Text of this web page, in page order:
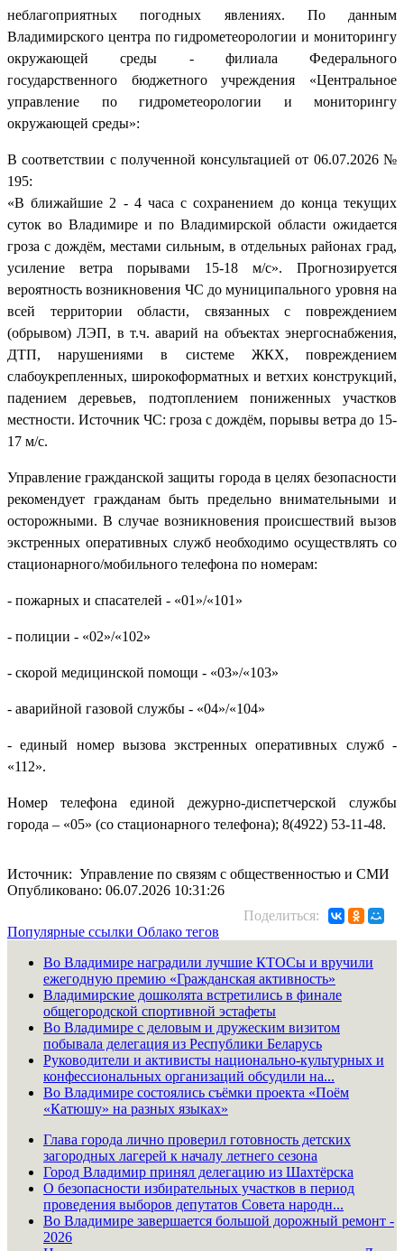
неблагоприятных погодных явлениях. По данным
Владимирского центра по гидрометеорологии и мониторингу
окружающей среды - филиала Федерального
государственного бюджетного учреждения «Центральное
управление по гидрометеорологии и мониторингу
окружающей среды»:
В соответствии с полученной консультацией от 06.07.2026 №
195:
«В ближайшие 2 - 4 часа с сохранением до конца текущих
суток во Владимире и по Владимирской области ожидается
гроза с дождём, местами сильным, в отдельных районах град,
усиление ветра порывами 15-18 м/с». Прогнозируется
вероятность возникновения ЧС до муниципального уровня на
всей территории области, связанных с повреждением
(обрывом) ЛЭП, в т.ч. аварий на объектах энергоснабжения,
ДТП, нарушениями в системе ЖКХ, повреждением
слабоукрепленных, широкоформатных и ветхих конструкций,
падением деревьев, подтоплением пониженных участков
местности. Источник ЧС: гроза с дождём, порывы ветра до 15-
17 м/с.
Управление гражданской защиты города в целях безопасности
рекомендует гражданам быть предельно внимательными и
осторожными. В случае возникновения происшествий вызов
экстренных оперативных служб необходимо осуществлять со
стационарного/мобильного телефона по номерам:
- пожарных и спасателей - «01»/«101»
- полиции - «02»/«102»
- скорой медицинской помощи - «03»/«103»
- аварийной газовой службы - «04»/«104»
- единый номер вызова экстренных оперативных служб -
«112».
Номер телефона единой дежурно-диспетчерской службы
города – «05» (со стационарного телефона); 8(4922) 53-11-48.
Источник: Управление по связям с общественностью и СМИ
Опубликовано: 06.07.2026 10:31:26
Поделиться:
Популярные ссылки Облако тегов
Во Владимире наградили лучшие КТОСы и вручили
ежегодную премию «Гражданская активность»
Владимирские дошколята встретились в финале
общегородской спортивной эстафеты
Во Владимире с деловым и дружеским визитом
побывала делегация из Республики Беларусь
Руководители и активисты национально-культурных и
конфессиональных организаций обсудили на...
Во Владимире состоялись съёмки проекта «Поём
«Катюшу» на разных языках»
Глава города лично проверил готовность детских
загородных лагерей к началу летнего сезона
Город Владимир принял делегацию из Шахтёрска
О безопасности избирательных участков в период
проведения выборов депутатов Совета народн...
Во Владимире завершается большой дорожный ремонт -
2026